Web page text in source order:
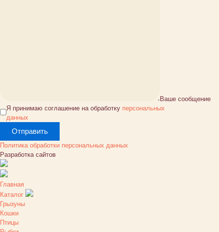
Ваше сообщение
Я принимаю соглашение на обработку персональных
данных
Политика обработки персональных данных
Разработка сайтов
Главная
Каталог
Грызуны
Кошки
Птицы